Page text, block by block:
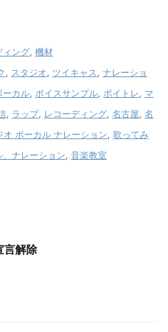
ィング, 機材
, スタジオ, ツイキャス, ナレーショ
ーカル, ボイスサンプル, ボイトレ, マ
, ラップ, レコーディング, 名古屋, 名
ボーカル ナレーション, 歌ってみ
ナレーション, 音楽教室
言解除